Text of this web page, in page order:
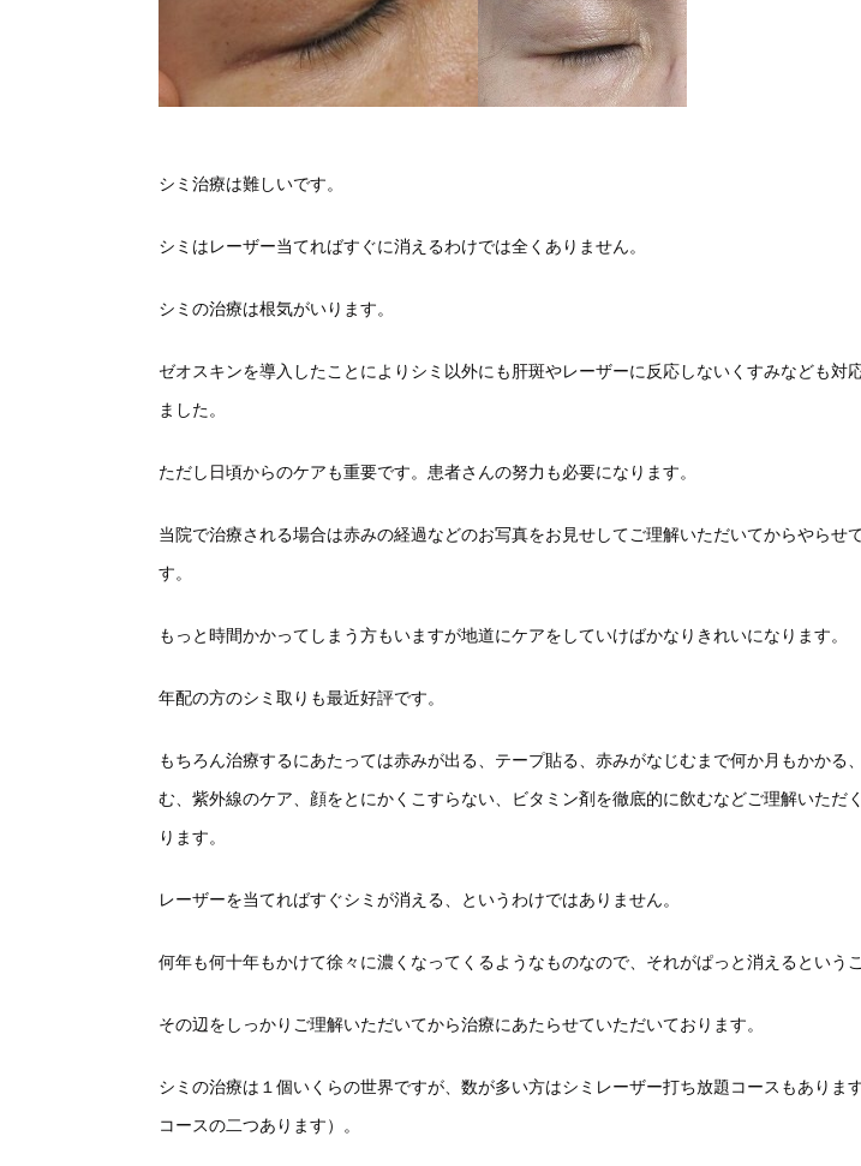
シミ治療は難しいです。
シミはレーザー当てればすぐに消えるわけでは全くありません。
シミの治療は根気がいります。
ゼオスキンを導入したことによりシミ以外にも肝斑やレーザーに反応しないくすみなども対
ました。
ただし日頃からのケアも重要です。患者さんの努力も必要になります。
当院で治療される場合は赤みの経過などのお写真をお見せしてご理解いただいてからやらせ
す。
もっと時間かかってしまう方もいますが地道にケアをしていけばかなりきれいになります。
年配の方のシミ取りも最近好評です。
もちろん治療するにあたっては赤みが出る、テープ貼る、赤みがなじむまで何か月もかかる
む、紫外線のケア、顔をとにかくこすらない、ビタミン剤を徹底的に飲むなどご理解いただ
ります。
レーザーを当てればすぐシミが消える、というわけではありません。
何年も何十年もかけて徐々に濃くなってくるようなものなので、それがぱっと消えるという
その辺をしっかりご理解いただいてから治療にあたらせていただいております。
シミの治療は１個いくらの世界ですが、数が多い方はシミレーザー打ち放題コースもありま
コースの二つあります）。